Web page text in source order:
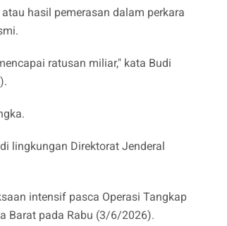
hasil pemerasan dalam perkara
ratusan miliar," kata Budi
lingkungan Direktorat Jenderal
intensif pasca Operasi Tangkap
Barat pada Rabu (3/6/2026).